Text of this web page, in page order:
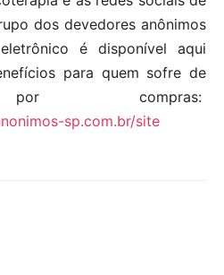
dos devedores anônimos
é disponível aqui
para quem sofre de
por compras:
sp.com.br/site